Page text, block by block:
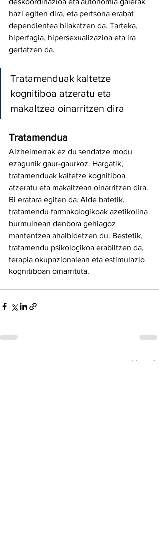
deskoordinazioa eta autonomia galerak
hazi egiten dira, eta pertsona erabat
dependientea bilakatzen da. Tarteka,
hiperfagia, hipersexualizazioa eta ira
gertatzen da.
Tratamenduak kaltetze
kognitiboa atzeratu eta
makaltzea oinarritzen dira
Tratamendua
Alzheimerrak ez du sendatze modu
ezagunik gaur-gaurkoz. Hargatik,
tratamenduak kaltetze kognitiboa
atzeratu eta makaltzean oinarritzen dira.
Bi eratara egiten da. Alde batetik,
tratamendu farmakologikoak azetikolina
burmuinean denbora gehiagoz
mantentzea ahalbidetzen du. Bestetik,
tratamendu psikologikoa erabiltzen da,
terapia okupazionalean eta estimulazio
kognitiboan oinarrituta.
Ver todo